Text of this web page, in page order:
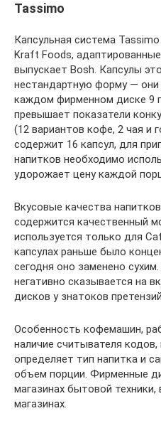
Tassimo
Капсульная система
Kraft Foods,
выпускает Bosh. Капсулы
нестандартную форму — они
каждом фирменном диске 9
превышает показатели
(12 вариантов кофе, 2 чая и
содержит 16 капсул, для
напитков необходимо
удорожает цену каждой
Вкусовые качества
содержится качественный
используется только для
капсулах раньше было
сегодня оно заменено
негативно сказывается на
дисков у знатоков
Особенность кофемашин,
наличие считывателя
определяет тип напитка и
объем порции. Фирменные
магазинах бытовой техники,
магазинах.